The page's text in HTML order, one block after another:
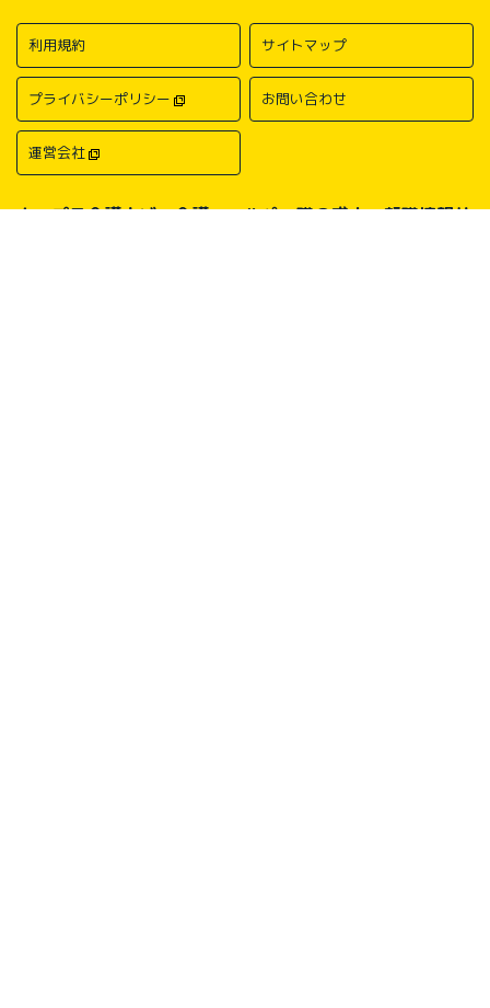
利用規約 サイトマップ
プライバシーポリシー お問い合わせ
運営会社
キャプラ介護ナビ－介護・ヘルパー職の求人・転職情報サ